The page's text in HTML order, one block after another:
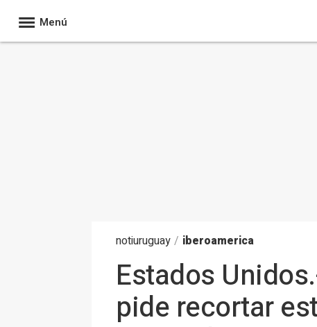
Menú
notiuruguay / iberoamerica
Estados
pide recortar